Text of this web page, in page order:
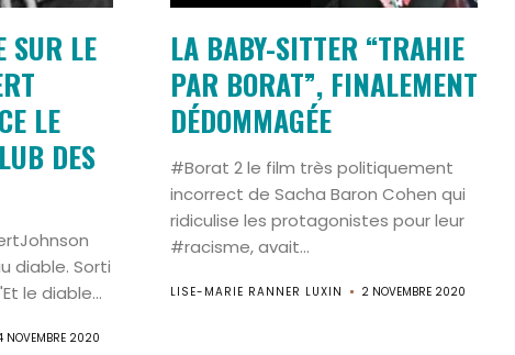
SUR LE
LE
DES
diable. Sorti
le diable...
NOVEMBRE 2020
LA BABY-SITTER “TRAHIE
PAR BORAT”, FINALEMENT
DÉDOMMAGÉE
#Borat 2 le film très politiquement
incorrect de Sacha Baron Cohen qui
ridiculise les protagonistes pour leur
#racisme, avait...
LISE-MARIE RANNER LUXIN 2 NOVEMBRE 2020